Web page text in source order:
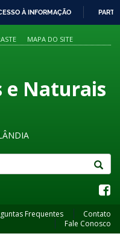
À INFORMAÇÃO
MAPA DO SITE
e Naturais
Frequentes
Contato
Fale Conosco